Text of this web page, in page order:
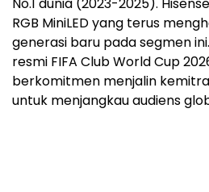
No.1 dunia (2023-2025).
RGB MiniLED yang terus
generasi baru pada segmen
resmi FIFA Club World Cup
berkomitmen menjalin
untuk menjangkau audiens